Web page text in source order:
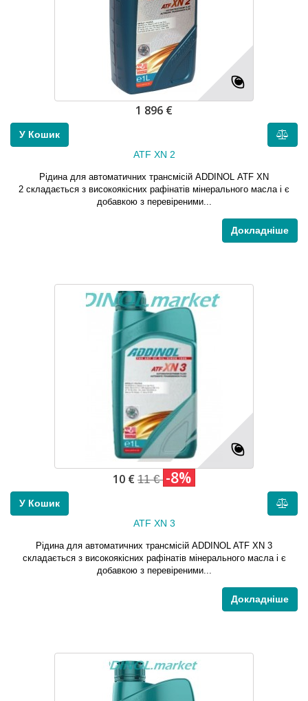
1 896 €
У Кошик
ATF XN 2
Рідина для автоматичних трансмісій ADDINOL ATF XN
2 складається з високоякісних рафінатів мінерального масла і є
добавкою з перевіреними...
Докладніше
10 € 11 € -8%
У Кошик
ATF XN 3
Рідина для автоматичних трансмісій ADDINOL ATF XN 3
складається з високоякісних рафінатів мінерального масла і є
добавкою з перевіреними...
Докладніше